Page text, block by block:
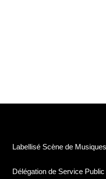
Labellisé Scène de
Délégation de Service